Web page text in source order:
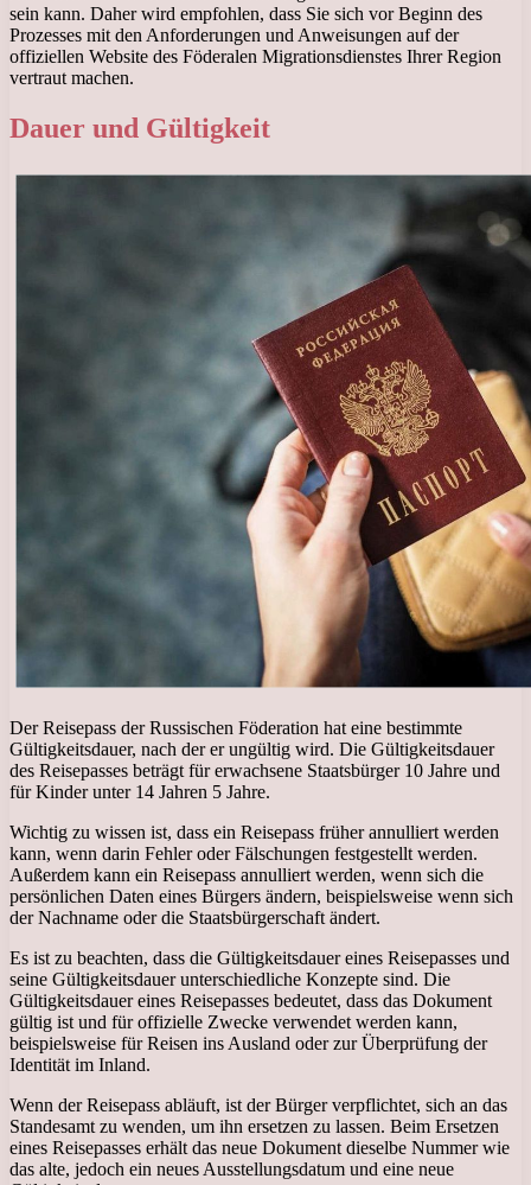
sein kann. Daher wird empfohlen, dass Sie sich vor Beginn des
Prozesses mit den Anforderungen und Anweisungen auf der
offiziellen Website des Föderalen Migrationsdienstes Ihrer Region
vertraut machen.
Dauer und Gültigkeit
Der Reisepass der Russischen Föderation hat eine bestimmte
Gültigkeitsdauer, nach der er ungültig wird. Die Gültigkeitsdauer
des Reisepasses beträgt für erwachsene Staatsbürger 10 Jahre und
für Kinder unter 14 Jahren 5 Jahre.
Wichtig zu wissen ist, dass ein Reisepass früher annulliert werden
kann, wenn darin Fehler oder Fälschungen festgestellt werden.
Außerdem kann ein Reisepass annulliert werden, wenn sich die
persönlichen Daten eines Bürgers ändern, beispielsweise wenn sich
der Nachname oder die Staatsbürgerschaft ändert.
Es ist zu beachten, dass die Gültigkeitsdauer eines Reisepasses und
seine Gültigkeitsdauer unterschiedliche Konzepte sind. Die
Gültigkeitsdauer eines Reisepasses bedeutet, dass das Dokument
gültig ist und für offizielle Zwecke verwendet werden kann,
beispielsweise für Reisen ins Ausland oder zur Überprüfung der
Identität im Inland.
Wenn der Reisepass abläuft, ist der Bürger verpflichtet, sich an das
Standesamt zu wenden, um ihn ersetzen zu lassen. Beim Ersetzen
eines Reisepasses erhält das neue Dokument dieselbe Nummer wie
das alte, jedoch ein neues Ausstellungsdatum und eine neue